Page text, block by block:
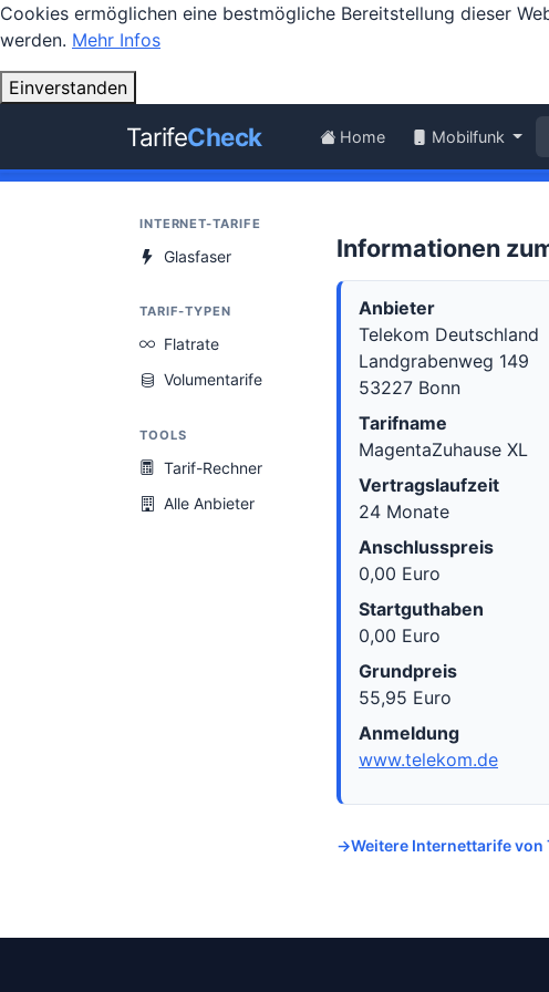
Cookies ermöglichen eine bestmögliche Bereitstellung dieser
werden. Mehr Infos
Einverstanden
TarifeCheck Home Mobilfunk
INTERNET-TARIFE
Glasfaser
TARIF-TYPEN
Flatrate
Volumentarife
TOOLS
Tarif-Rechner
Alle Anbieter
Informationen
Anbieter
Telekom Deutschland
Landgrabenweg 149
53227 Bonn
Tarifname
MagentaZuhause XL
Vertragslaufzeit
24 Monate
Anschlusspreis
0,00 Euro
Startguthaben
0,00 Euro
Grundpreis
55,95 Euro
Anmeldung
www.telekom.de
Weitere Internettarife von